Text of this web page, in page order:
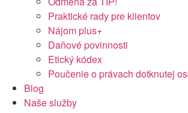
Praktické rady pre klientov
Nájom plus+
Daňové povinnosti
Etický kódex
Poučenie o právach dotknutej
Blog
Naše služby